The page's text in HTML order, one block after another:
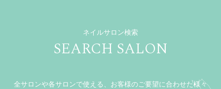
ネイルサロン検索
SEARCH SALON
全サロンや各サロンで使える、お客様のご要望に合わせた様々